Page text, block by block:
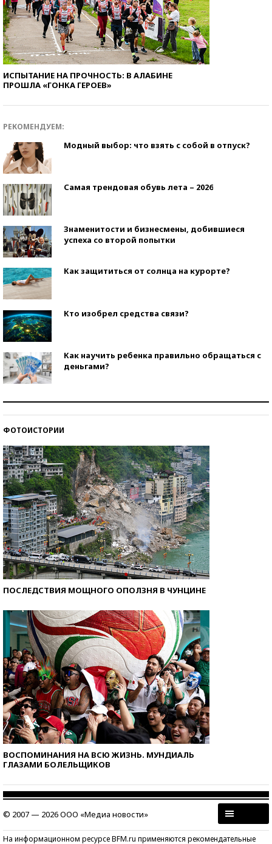
ИСПЫТАНИЕ НА ПРОЧНОСТЬ: В АЛАБИНЕ
ПРОШЛА «ГОНКА ГЕРОЕВ»
РЕКОМЕНДУЕМ:
Модный выбор: что взять с собой в отпуск?
Самая трендовая обувь лета – 2026
Знаменитости и бизнесмены, добившиеся
успеха со второй попытки
Как защититься от солнца на курорте?
Кто изобрел средства связи?
Как научить ребенка правильно обращаться с
деньгами?
ФОТОИСТОРИИ
ПОСЛЕДСТВИЯ МОЩНОГО ОПОЛЗНЯ В ЧУНЦИНЕ
ВОСПОМИНАНИЯ НА ВСЮ ЖИЗНЬ. МУНДИАЛЬ
ГЛАЗАМИ БОЛЕЛЬЩИКОВ
© 2007 — 2026 ООО «Медиа новости»
На информационном ресурсе BFM.ru применяются рекомендательные